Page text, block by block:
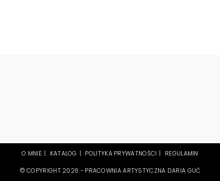
O MNIE KATALOG POLITYKA PRYWATNOŚCI REGULAMIN
© COPYRIGHT 2026 - PRACOWNIA ARTYSTYCZNA DARIA GUĆ